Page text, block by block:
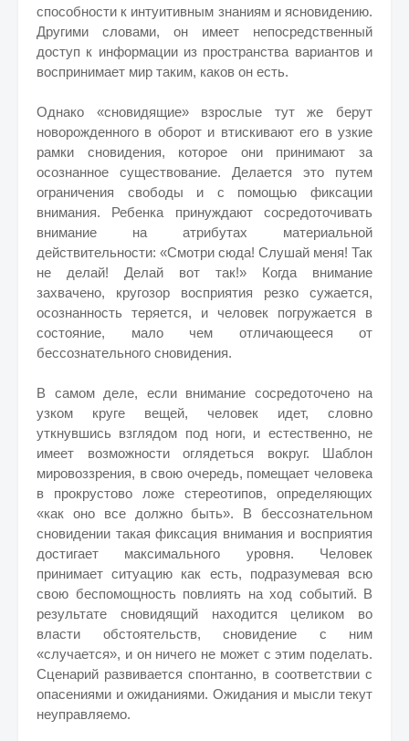
способности к интуитивным знаниям и ясновидению.
Другими словами, он имеет непосредственный
доступ к информации из пространства вариантов и
воспринимает мир таким, каков он есть.
Однако «сновидящие» взрослые тут же берут
новорожденного в оборот и втискивают его в узкие
рамки сновидения, которое они принимают за
осознанное существование. Делается это путем
ограничения свободы и с помощью фиксации
внимания. Ребенка принуждают сосредоточивать
внимание на атрибутах материальной
действительности: «Смотри сюда! Слушай меня! Так
не делай! Делай вот так!» Когда внимание
захвачено, кругозор восприятия резко сужается,
осознанность теряется, и человек погружается в
состояние, мало чем отличающееся от
бессознательного сновидения.
В самом деле, если внимание сосредоточено на
узком круге вещей, человек идет, словно
уткнувшись взглядом под ноги, и естественно, не
имеет возможности оглядеться вокруг. Шаблон
мировоззрения, в свою очередь, помещает человека
в прокрустово ложе стереотипов, определяющих
«как оно все должно быть». В бессознательном
сновидении такая фиксация внимания и восприятия
достигает максимального уровня. Человек
принимает ситуацию как есть, подразумевая всю
свою беспомощность повлиять на ход событий. В
результате сновидящий находится целиком во
власти обстоятельств, сновидение с ним
«случается», и он ничего не может с этим поделать.
Сценарий развивается спонтанно, в соответствии с
опасениями и ожиданиями. Ожидания и мысли текут
неуправляемо.